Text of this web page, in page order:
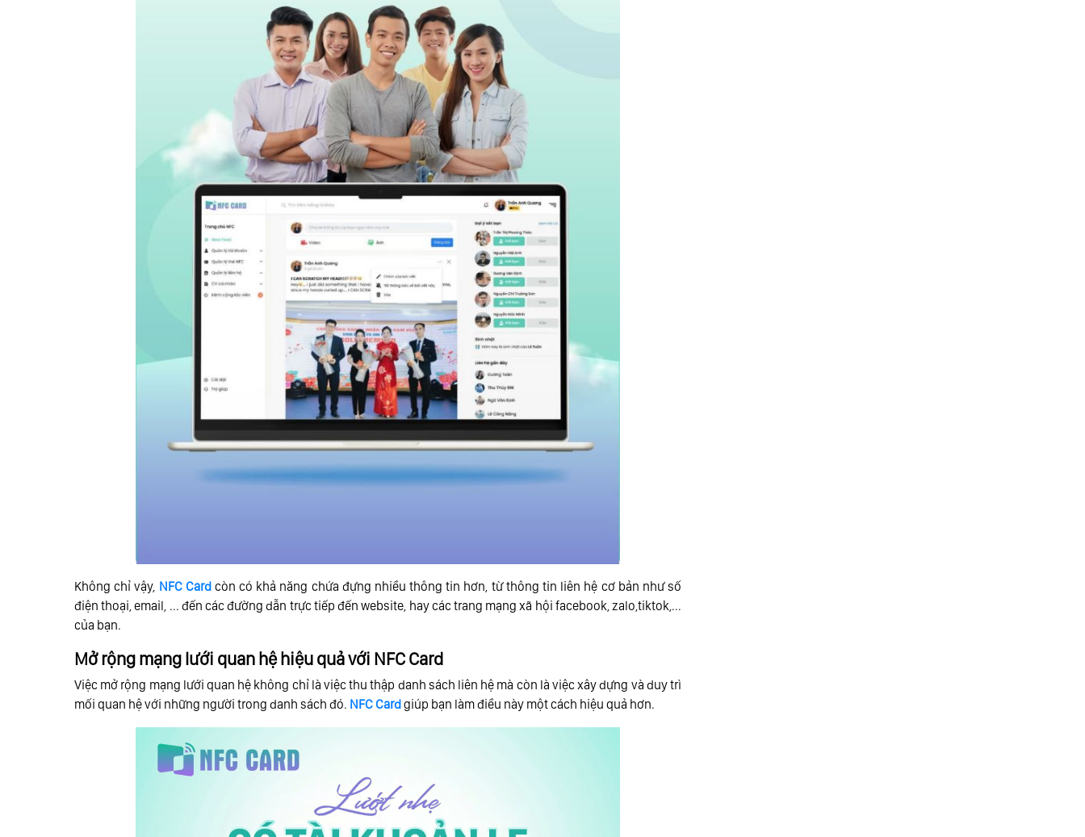
Không chỉ vậy, NFC Cardcòn có khả năng chứa đựng nhiều thông tin hơn, từ thông tin liên hệ cơ bản như số
điện thoại, email, ... đến các đường dẫn trực tiếp đến website, hay các trang mạng xã hội facebook, zalo,tiktok,...
của bạn.
Mở rộng mạng lưới quan hệ hiệu quả với NFC Card
Việc mở rộng mạng lưới quan hệ không chỉ là việc thu thập danh sách liên hệ mà còn là việc xây dựng và duy trì
mối quan hệ với những người trong danh sách đó. NFC Cardgiúp bạn làm điều này một cách hiệu quả hơn.